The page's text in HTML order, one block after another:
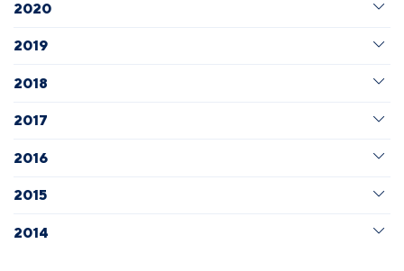
2020
2019
2018
2017
2016
2015
2014